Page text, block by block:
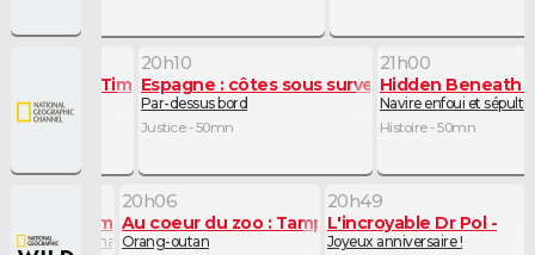
Against Time
- 50mn
20h10
Espagne : côtes sous surveillance
Par-dessus bord
Justice - 50mn
21h00
Hidden Beneath
Navire enfoui et
Histoire - 50mn
zoo : Tampa
elle si mêêê-chante ?
20h06
Au coeur du zoo : Tampa
Orang-outan
20h49
L'incroyable Dr Pol
Joyeux anniversaire !